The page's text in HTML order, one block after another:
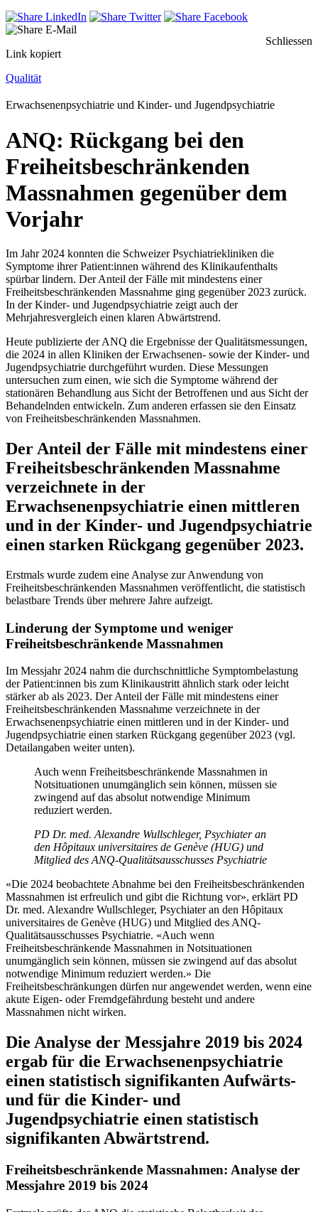
Link kopiert
Schliessen
Qualität
Erwachsenenpsychiatrie und Kinder- und Jugendpsychiatrie
ANQ: Rückgang bei den
Freiheitsbeschränkenden
Massnahmen gegenüber dem
Vorjahr
Im Jahr 2024 konnten die Schweizer Psychiatriekliniken die
Symptome ihrer Patient:innen während des Klinikaufenthalts
spürbar lindern. Der Anteil der Fälle mit mindestens einer
Freiheitsbeschränkenden Massnahme ging gegenüber 2023 zurück.
In der Kinder- und Jugendpsychiatrie zeigt auch der
Mehrjahresvergleich einen klaren Abwärtstrend.
Heute publizierte der ANQ die Ergebnisse der Qualitätsmessungen,
die 2024 in allen Kliniken der Erwachsenen- sowie der Kinder- und
Jugendpsychiatrie durchgeführt wurden. Diese Messungen
untersuchen zum einen, wie sich die Symptome während der
stationären Behandlung aus Sicht der Betroffenen und aus Sicht der
Behandelnden entwickeln. Zum anderen erfassen sie den Einsatz
von Freiheitsbeschränkenden Massnahmen.
Der Anteil der Fälle mit mindestens einer
Freiheitsbeschränkenden Massnahme
verzeichnete in der
Erwachsenenpsychiatrie einen mittleren
und in der Kinder- und Jugendpsychiatrie
einen starken Rückgang gegenüber 2023.
Erstmals wurde zudem eine Analyse zur Anwendung von
Freiheitsbeschränkenden Massnahmen veröffentlicht, die statistisch
belastbare Trends über mehrere Jahre aufzeigt.
Linderung der Symptome und weniger
Freiheitsbeschränkende Massnahmen
Im Messjahr 2024 nahm die durchschnittliche Symptombelastung
der Patient:innen bis zum Klinikaustritt ähnlich stark oder leicht
stärker ab als 2023. Der Anteil der Fälle mit mindestens einer
Freiheitsbeschränkenden Massnahme verzeichnete in der
Erwachsenenpsychiatrie einen mittleren und in der Kinder- und
Jugendpsychiatrie einen starken Rückgang gegenüber 2023 (vgl.
Detailangaben weiter unten).
Auch wenn Freiheitsbeschränkende Massnahmen in
Notsituationen unumgänglich sein können, müssen sie
zwingend auf das absolut notwendige Minimum
reduziert werden.
PD Dr. med. Alexandre Wullschleger, Psychiater an
den Hôpitaux universitaires de Genève (HUG) und
Mitglied des ANQ-Qualitätsausschusses Psychiatrie
«Die 2024 beobachtete Abnahme bei den Freiheitsbeschränkenden
Massnahmen ist erfreulich und gibt die Richtung vor», erklärt PD
Dr. med. Alexandre Wullschleger, Psychiater an den Hôpitaux
universitaires de Genève (HUG) und Mitglied des ANQ-
Qualitätsausschusses Psychiatrie. «Auch wenn
Freiheitsbeschränkende Massnahmen in Notsituationen
unumgänglich sein können, müssen sie zwingend auf das absolut
notwendige Minimum reduziert werden.» Die
Freiheitsbeschränkungen dürfen nur angewendet werden, wenn eine
akute Eigen- oder Fremdgefährdung besteht und andere
Massnahmen nicht wirken.
Die Analyse der Messjahre 2019 bis 2024
ergab für die Erwachsenenpsychiatrie
einen statistisch signifikanten Aufwärts-
und für die Kinder- und
Jugendpsychiatrie einen statistisch
signifikanten Abwärtstrend.
Freiheitsbeschränkende Massnahmen: Analyse der
Messjahre 2019 bis 2024